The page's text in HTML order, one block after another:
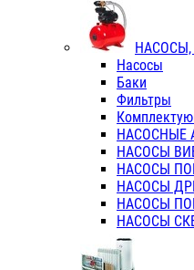
Насосы
Баки
Фильтры
НАСОСНЫЕ
НАСОСЫ
НАСОСЫ
НАСОСЫ
НАСОСЫ
НАСОСЫ